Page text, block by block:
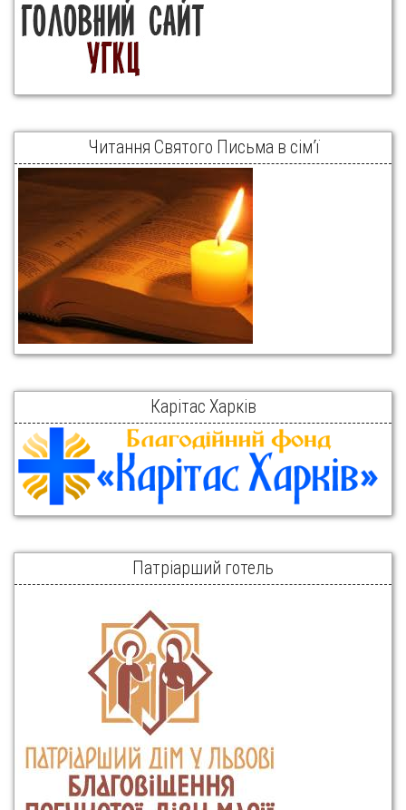
Читання Святого Письма в сім’ї
Карітас Харків
Патріарший готель